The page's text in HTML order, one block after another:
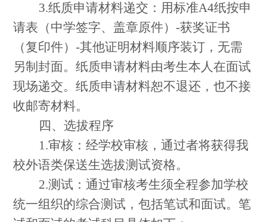
3.纸质申请材料递交：用标准A4纸按申
请表（中学签字、盖章原件）-获奖证书
（复印件）-其他证明材料顺序装订，无需
另制封面。纸质申请材料由考生本人在面试
现场递交。纸质申请材料恕不退还，也不接
收邮寄材料。
四、选拔程序
1.审核：经学校审核，通过者将获得我
校外语类保送生选拔测试资格。
2.测试：通过审核考生须全程参加学校
统一组织的综合测试，包括笔试和面试。笔